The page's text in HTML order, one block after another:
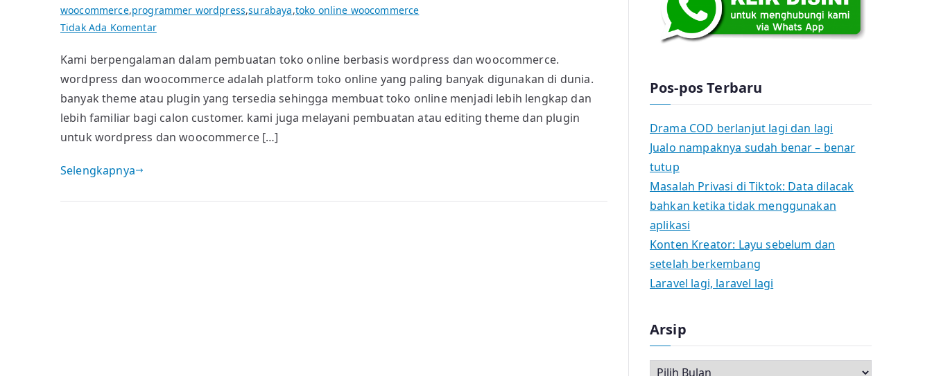
woocommerce,programmer wordpress,surabaya,toko online woocommerce
Tidak Ada Komentarpada
Pembuatan
Toko
Online
Woocommerce
Kami berpengalaman dalam pembuatan toko online berbasis wordpress dan woocommerce.
wordpress dan woocommerce adalah platform toko online yang paling banyak digunakan di dunia.
banyak theme atau plugin yang tersedia sehingga membuat toko online menjadi lebih lengkap dan
lebih familiar bagi calon customer. kami juga melayani pembuatan atau editing theme dan plugin
untuk wordpress dan woocommerce […]
Selengkapnya
Pos-pos Terbaru
Drama COD berlanjut lagi dan lagi
Jualo nampaknya sudah benar – benar
tutup
Masalah Privasi di Tiktok: Data dilacak
bahkan ketika tidak menggunakan
aplikasi
Konten Kreator: Layu sebelum dan
setelah berkembang
Laravel lagi, laravel lagi
Arsip